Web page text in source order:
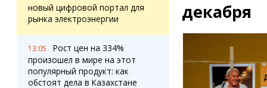
Рассылка новостей
Персоны
Выставки
Цирк и зоопарк
Блогер «ЕШКА»
Лента блогера
Карты
Web-камеры
новый цифровой портал для
рынка электроэнергии
13:05
Рост цен на 334%
произошел в мире на этот
популярный продукт: как
обстоят дела в Казахстане
декабря